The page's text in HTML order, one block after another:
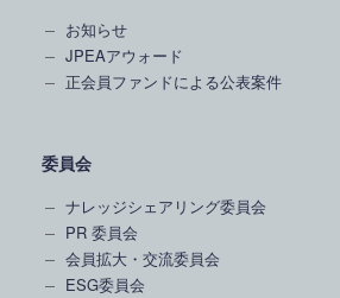
お知らせ
JPEAアウォード
正会員ファンドによる公表案件
委員会
ナレッジシェアリング委員会
PR 委員会
会員拡大・交流委員会
ESG委員会